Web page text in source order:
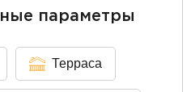
параметры
Терраса